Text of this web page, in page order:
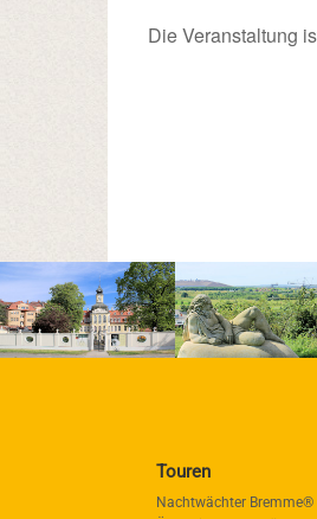
Die Veranstaltung
Touren
Nachtwächter